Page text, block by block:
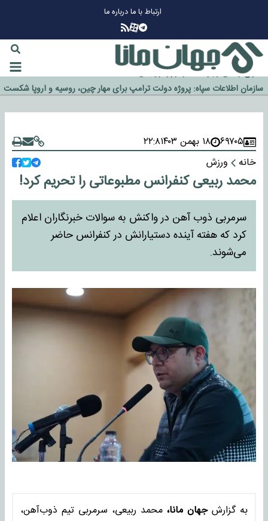
ارتباط با مادرباره ما
گزینه جدایی اوسمار روی میز مدیران پرسپولیس
آیا رئیس جمهور آمریکا قانون را دور می‌زند؟
اخراج رسمی چهره نامدار از پرسپولیس
سازمان اطلاعات سپاه: پروژه دولت ترامپ برای مهار چین، روسیه و اروپا شکست
خورد
۶۹۷۰۵ ۱۸ بهمن ۱۴۰۳
۲۲:۸
خانه
ورزش
محمد ربیعی کنفرانس مطبوعاتی را تحریم کرد!
سرمربی ذوب آهن در واکنش به سوالات خبرنگاران اعلام
کرد که هفته آینده دستیارانش در کنفرانس حاضر
می‌شوند.
به گزارشجهان مانا، محمد ربیعی، سرمربی تیم ذوب‌آهن،